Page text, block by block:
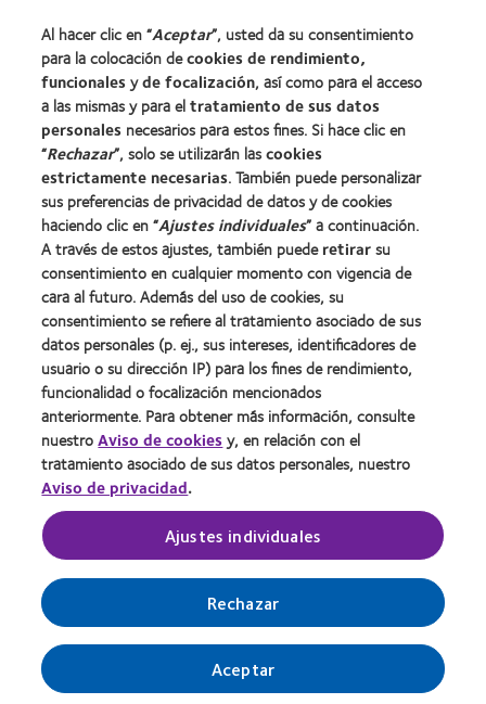
Usuario experimentado
Blog
Sobre nosotros
Carreras
Noticias
Contacto
Legal
Política de privacidad
Aviso Legal
Aviso de cookies
Condiciones del servicio
Public Country by Country Reporting
Buscar un centro
Gestionar preferencias de cookies
© 2026 Parte deCooperCompanies
Al hacer clic en “Aceptar”, usted da su consentimiento
para la colocación decookies de rendimiento,
funcionalesyde focalización, así como para el acceso
a las mismas y para eltratamiento de sus datos
personales necesarios para estos fines. Si hace clic en
“Rechazar”, solo se utilizarán lascookies
estrictamente necesarias. También puede personalizar
sus preferencias de privacidad de datos y de cookies
haciendo clic en “Ajustes individuales” a continuación.
A través de estos ajustes, también puederetirarsu
consentimiento en cualquier momento con vigencia de
cara al futuro. Además del uso de cookies, su
consentimiento se refiere al tratamiento asociado de sus
datos personales (p. ej., sus intereses, identificadores de
usuario o su dirección IP) para los fines de rendimiento,
funcionalidad o focalización mencionados
anteriormente. Para obtener más información, consulte
nuestroAviso de cookiesy, en relación con el
tratamiento asociado de sus datos personales, nuestro
Aviso de privacidad.
Ajustes individuales
Rechazar
Aceptar